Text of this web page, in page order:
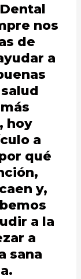
nos
de
a
hoy
a
qué
y,
a la
a
sana